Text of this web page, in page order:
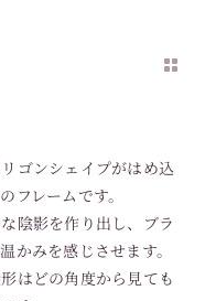
ゴンシェイプがはめ込
フレームです。
陰影を作り出し、ブラ
かみを感じさせます。
はどの角度から見ても